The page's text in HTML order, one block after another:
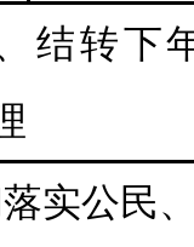
结转下
实公民